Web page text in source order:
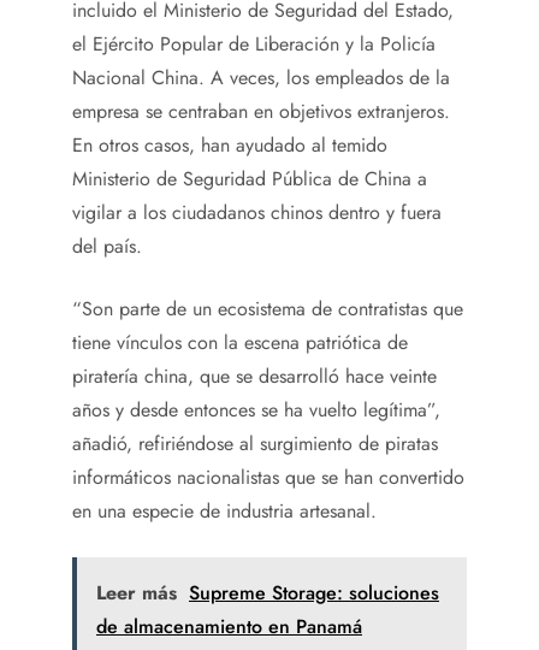
incluido el Ministerio de Seguridad del Estado,
el Ejército Popular de Liberación y la Policía
Nacional China. A veces, los empleados de la
empresa se centraban en objetivos extranjeros.
En otros casos, han ayudado al temido
Ministerio de Seguridad Pública de China a
vigilar a los ciudadanos chinos dentro y fuera
del país.
“Son parte de un ecosistema de contratistas que
tiene vínculos con la escena patriótica de
piratería china, que se desarrolló hace veinte
años y desde entonces se ha vuelto legítima”,
añadió, refiriéndose al surgimiento de piratas
informáticos nacionalistas que se han convertido
en una especie de industria artesanal.
Leer más Supreme Storage: soluciones
de almacenamiento en Panamá